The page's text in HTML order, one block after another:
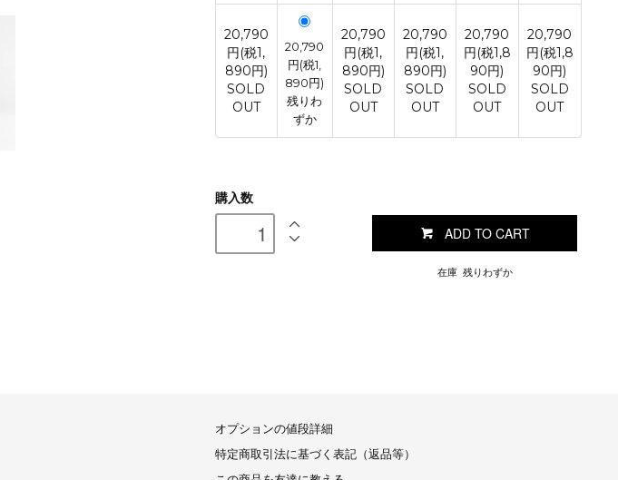
20,790
円(税1,
890円)
SOLD
OUT
20,790
円(税1,
890円)
残りわ
ずか
20,790
円(税1,
890円)
SOLD
OUT
20,790
円(税1,
890円)
SOLD
OUT
20,790
円(税1,8
90円)
SOLD
OUT
20,790
円(税1,8
90円)
SOLD
OUT
購入数
ADD TO CART
在庫 残りわずか
オプションの値段詳細
特定商取引法に基づく表記（返品等）